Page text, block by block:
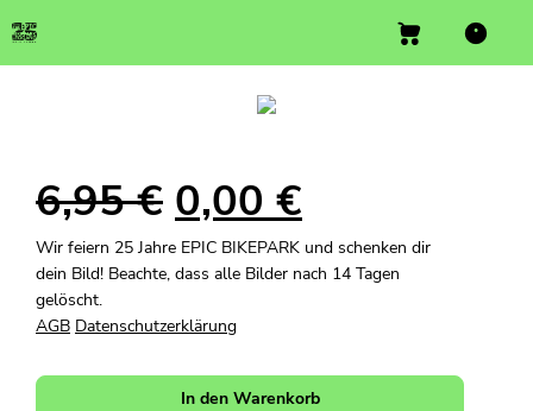
6,95€ 0,00€
Wir feiern 25 Jahre EPIC BIKEPARK und schenken dir
dein Bild! Beachte, dass alle Bilder nach 14 Tagen
gelöscht.
AGB Datenschutzerklärung
In den Warenkorb